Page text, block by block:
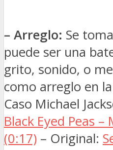
– Arreglo: Se
puede ser una
grito, sonido, o
como arreglo en
Caso Michael
Black Eyed Peas –
(0:17) – Original: